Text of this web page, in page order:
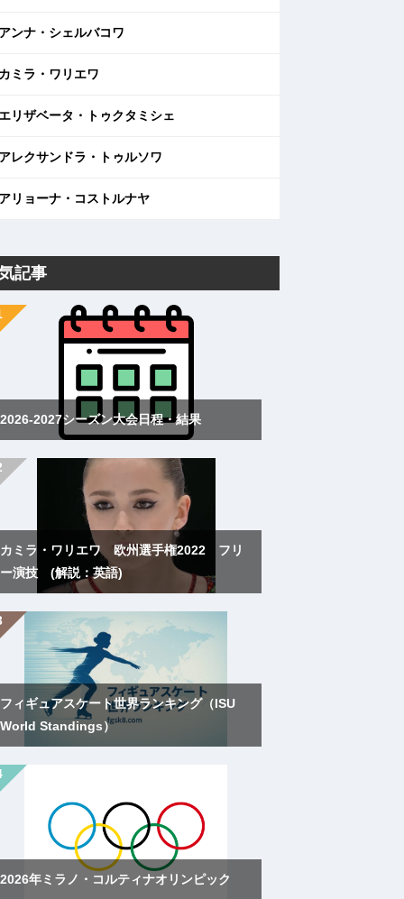
ンナ・シェルバコワ
ミラ・ワリエワ
リザベータ・トゥクタミシェ
レクサンドラ・トゥルソワ
リョーナ・コストルナヤ
記事
2026-2027シーズン大会日程・結果
カミラ・ワリエワ 欧州選手権2022 フリ
ー演技 (解説：英語)
フィギュアスケート世界ランキング（ISU
World Standings）
2026年ミラノ・コルティナオリンピック